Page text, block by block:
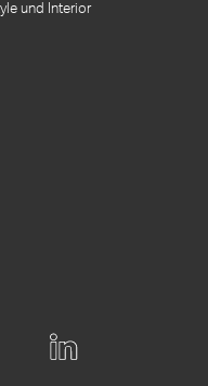
und Interior